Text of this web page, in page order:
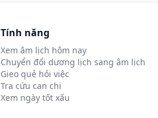
Tính năng
Xem âm lịch hôm nay
Chuyển đổi dương lịch sang âm lịch
Gieo quẻ hỏi việc
Tra cứu can chi
Xem ngày tốt xấu